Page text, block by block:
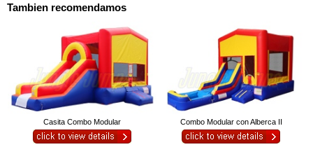
Tambien recomendamos
Casita Combo Modular Combo Modular con Alberca II